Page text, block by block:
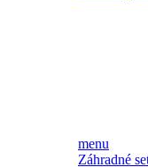
menu
Záhradné